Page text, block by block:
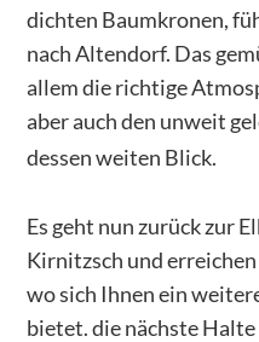
dichten Baumkronen,
nach Altendorf. Das
allem die richtige
aber auch den unweit
dessen weiten Blick.
Es geht nun zurück zur
Kirnitzsch und
wo sich Ihnen ein
bietet. die nächste